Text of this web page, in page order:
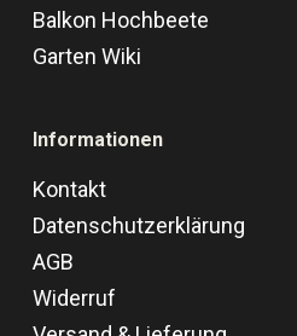
Balkon Hochbeete
Garten Wiki
Informationen
Kontakt
Datenschutzerklärung
AGB
Widerruf